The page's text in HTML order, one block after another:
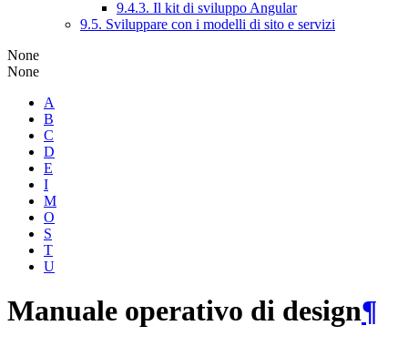
9.4.3. Il kit di sviluppo Angular
9.5. Sviluppare con i modelli di sito e servizi
None
None
A
B
C
D
E
I
M
O
S
T
U
Manuale operativo di design¶